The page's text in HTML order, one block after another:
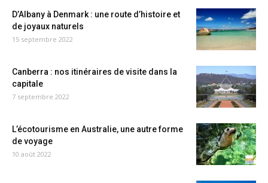
D’Albany à Denmark : une route d’histoire et
de joyaux naturels
15 septembre 2022
Canberra : nos itinéraires de visite dans la
capitale
7 septembre 2022
L’écotourisme en Australie, une autre forme
de voyage
10 août 2022